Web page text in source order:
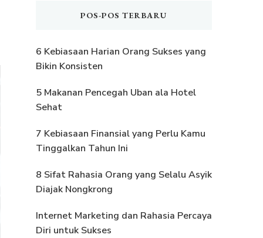
POS-POS TERBARU
6 Kebiasaan Harian Orang Sukses yang
Bikin Konsisten
5 Makanan Pencegah Uban ala Hotel
Sehat
7 Kebiasaan Finansial yang Perlu Kamu
Tinggalkan Tahun Ini
8 Sifat Rahasia Orang yang Selalu Asyik
Diajak Nongkrong
Internet Marketing dan Rahasia Percaya
Diri untuk Sukses